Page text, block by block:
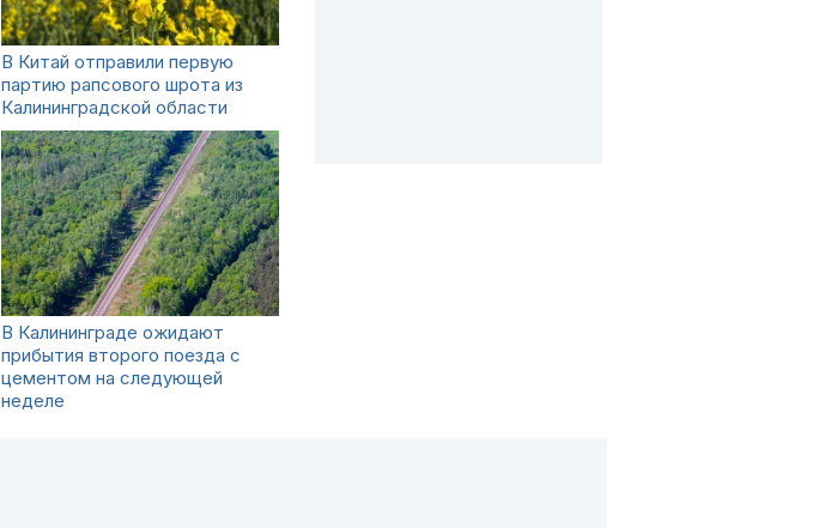
В Китай отправили первую
партию рапсового шрота из
Калининградской области
В Калининграде ожидают
прибытия второго поезда с
цементом на следующей
неделе